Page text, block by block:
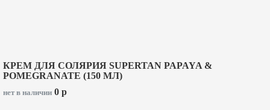
КРЕМ ДЛЯ СОЛЯРИЯ SUPERTAN PAPAYA &
POMEGRANATE (150 МЛ)
нет в наличии 0 p